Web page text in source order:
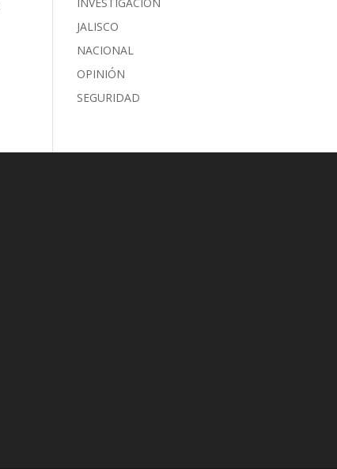
JALISCO
NACIONAL
OPINIÓN
SEGURIDAD